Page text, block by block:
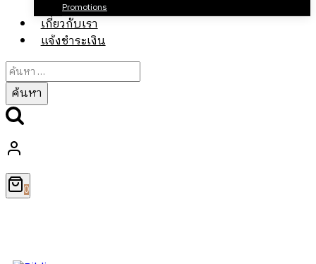
Promotions
เกี่ยวกับเรา
แจ้งชำระเงิน
ค้นหา
สำหรับ:
0